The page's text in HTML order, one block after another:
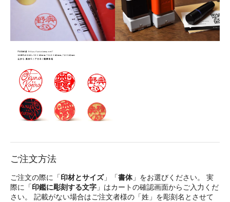
ご注文方法
ご注文の際に「印材とサイズ」「書体」をお選びください。 実
際に「印鑑に彫刻する文字 」はカートの確認画面からご入力くだ
さい。 記載がない場合はご注文者様の「姓」を彫刻名とさせて